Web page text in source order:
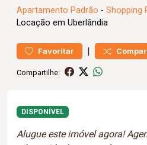
Apartamento Padrão - Shopping
Locação em Uberlândia
Favoritar |
Compartilhe:
DISPONÍVEL
Alugue este imóvel agora!